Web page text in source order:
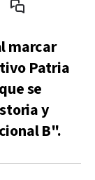
marcar
Patria
se
y
B".